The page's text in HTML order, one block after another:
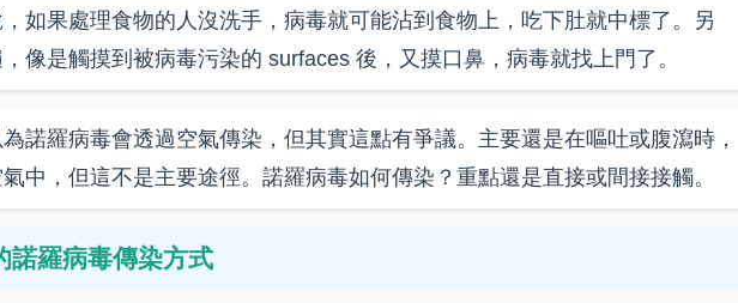
如果處理食物的人沒洗手，病毒就可能沾到食物上，吃下肚就中標了。另
像是觸摸到被病毒污染的 surfaces 後，又摸口鼻，病毒就找上門了。
諾羅病毒會透過空氣傳染，但其實這點有爭議。主要還是在嘔吐或腹瀉時，
中，但這不是主要途徑。諾羅病毒如何傳染？重點還是直接或間接接觸。
諾羅病毒傳染方式